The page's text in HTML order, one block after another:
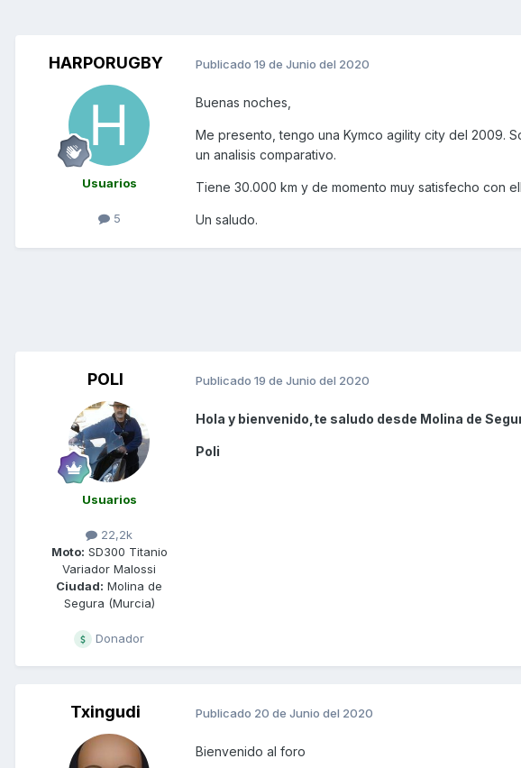
HARPORUGBY
Usuarios
5
Publicado 19 de Junio del 2020
Buenas noches,
Me presento, tengo una Kymco agility city del 2009.
un analisis comparativo.
Tiene 30.000 km y de momento muy satisfecho con
Un saludo.
POLI
Usuarios
22,2k
Moto: SD300 Titanio
Variador Malossi
Ciudad: Molina de
Segura (Murcia)
Donador
Publicado 19 de Junio del 2020
Hola y bienvenido,te saludo desde Molina de
Poli
Txingudi Publicado 20 de Junio del 2020
Bienvenido al foro